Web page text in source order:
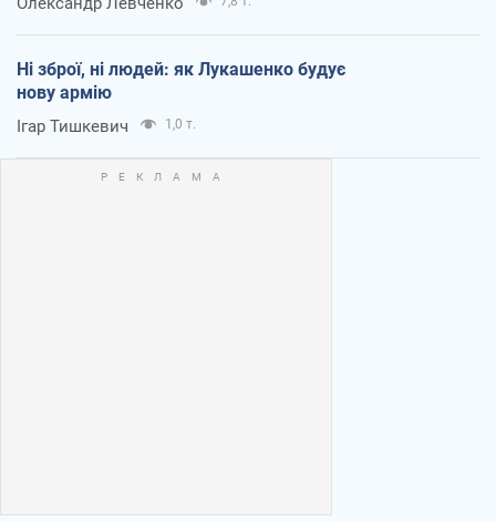
Ні зброї, ні людей: як Лукашенко будує
нову армію
Ігар Тишкевич 1,0 т.